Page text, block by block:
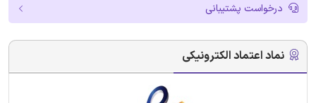
درخواست پشتیبانی
نماد اعتماد الکترونیکی